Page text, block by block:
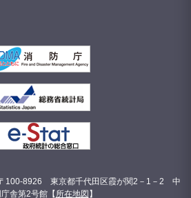
100-8926 東京都千代田区霞が関2－1－2 中
舎第2号館【 所在地図 】